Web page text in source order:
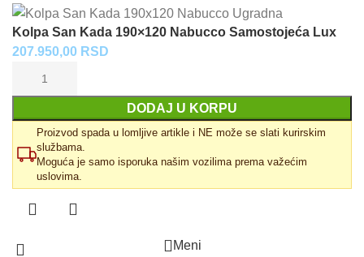
Kolpa San Kada 190×120 Nabucco Samostojeća Lux
207.950,00 RSD
DODAJ U KORPU
Proizvod spada u lomljive artikle i NE može se slati kurirskim
službama.
Moguća je samo isporuka našim vozilima prema važećim
uslovima.
Meni